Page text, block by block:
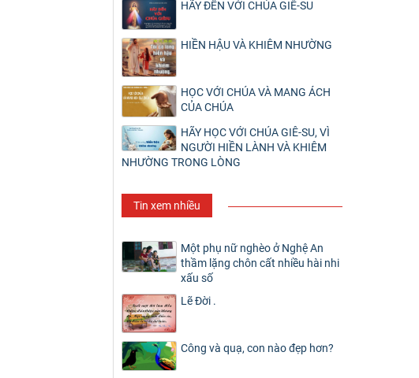
HÃY ĐẾN VỚI CHÚA GIÊ-SU
HIỀN HẬU VÀ KHIÊM NHƯỜNG
HỌC VỚI CHÚA VÀ MANG ÁCH
CỦA CHÚA
HÃY HỌC VỚI CHÚA GIÊ-SU, VÌ
NGƯỜI HIỀN LÀNH VÀ KHIÊM
NHƯỜNG TRONG LÒNG
Tin xem nhiều
Một phụ nữ nghèo ở Nghệ An
thầm lặng chôn cất nhiều hài nhi
xấu số
Lẽ Đời .
Công và quạ, con nào đẹp hơn?